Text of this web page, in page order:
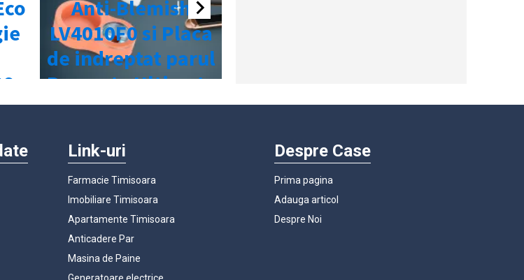
Link-uri
Farmacie Timisoara
Imobiliare Timisoara
Apartamente Timisoara
Anticadere Par
Masina de Paine
Generatoare electrice
Despre Case
Prima pagina
Adauga articol
Despre Noi